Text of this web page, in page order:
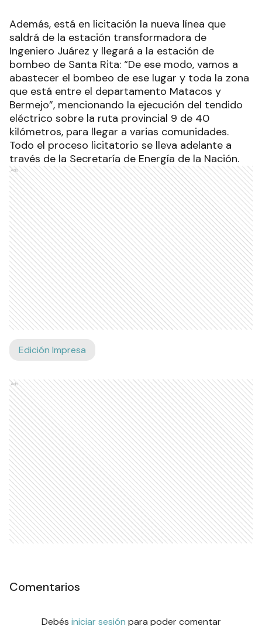
Además, está en licitación la nueva línea que
saldrá de la estación transformadora de
Ingeniero Juárez y llegará a la estación de
bombeo de Santa Rita: “De ese modo, vamos a
abastecer el bombeo de ese lugar y toda la zona
que está entre el departamento Matacos y
Bermejo”, mencionando la ejecución del tendido
eléctrico sobre la ruta provincial 9 de 40
kilómetros, para llegar a varias comunidades.
Todo el proceso licitatorio se lleva adelante a
través de la Secretaría de Energía de la Nación.
Ads
Edición Impresa
Ads
Comentarios
Debés iniciar sesión para poder comentar